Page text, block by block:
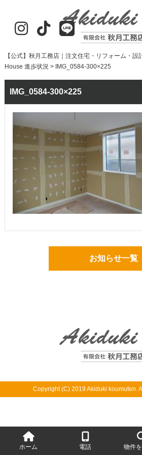
【公式】秋月工務店｜注文住宅・リフォーム・設
House 進歩状況> IMG_0584-300×225
IMG_0584-300×225
お知らせ一覧
Copyright (C) 2019 Akiduki koumuten.
ホーム 電話 物件